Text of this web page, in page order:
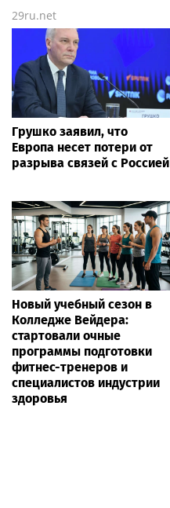
29ru.net
Грушко заявил, что
Европа несет потери от
разрыва связей с Россией
Новый учебный сезон в
Колледже Вейдера:
стартовали очные
программы подготовки
фитнес-тренеров и
специалистов индустрии
здоровья